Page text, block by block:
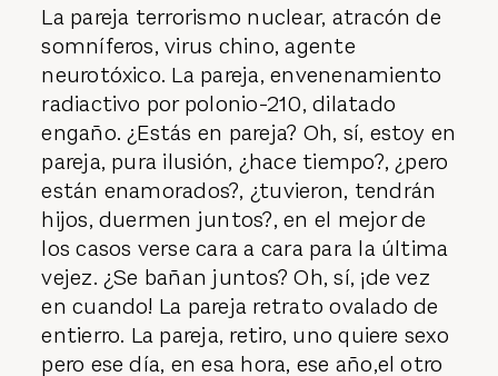
La pareja terrorismo nuclear, atracón de
somníferos, virus chino, agente
neurotóxico. La pareja, envenenamiento
radiactivo por polonio-210, dilatado
engaño. ¿Estás en pareja? Oh, sí, estoy en
pareja, pura ilusión, ¿hace tiempo?, ¿pero
están enamorados?, ¿tuvieron, tendrán
hijos, duermen juntos?, en el mejor de
los casos verse cara a cara para la última
vejez. ¿Se bañan juntos? Oh, sí, ¡de vez
en cuando! La pareja retrato ovalado de
entierro. La pareja, retiro, uno quiere sexo
pero ese día, en esa hora, ese año,el otro